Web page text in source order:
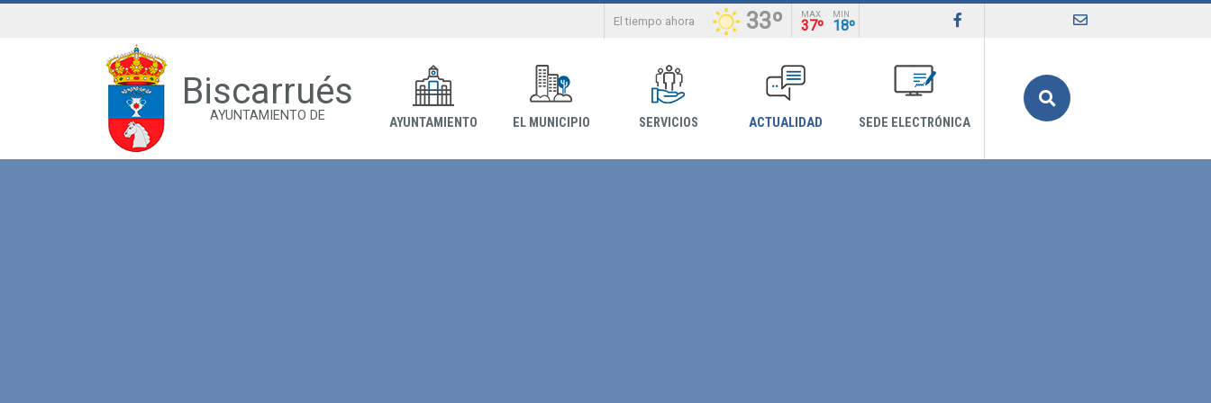
El tiempo ahora 33º MAX
37º
MIN
18º
Biscarrués
AYUNTAMIENTO DE AYUNTAMIENTO EL MUNICIPIO SERVICIOS ACTUALIDAD SEDE ELECTRÓNICA